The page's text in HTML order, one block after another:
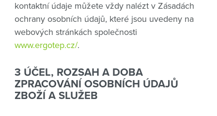
kontaktní údaje můžete vždy nalézt v Zásadách
ochrany osobních údajů, které jsou uvedeny na
webových stránkách společnosti
www.ergotep.cz/.
3 ÚČEL, ROZSAH A DOBA
ZPRACOVÁNÍ OSOBNÍCH ÚDAJŮ
ZBOŽÍ A SLUŽEB